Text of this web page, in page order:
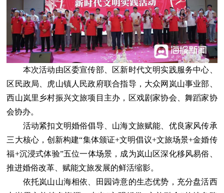
本次活动由区委宣传部、区新时代文明实践服务中心、
区民政局、虎山镇人民政府联合指导，大众网岚山事业部、
西山岚里乡村振兴文旅项目主办，区戏剧家协会、舞蹈家协
会协办。
活动紧扣文明婚俗倡导、山海文旅赋能、优良家风传承
三大核心，创新构建“集体颁证+文明倡议+文旅场景+金婚传
福+沉浸式体验”五位一体场景，成为岚山区深化移风易俗、
推进婚俗改革、赋能文旅发展的鲜活缩影。
依托岚山山海相依、田园诗意的生态优势，充分盘活西